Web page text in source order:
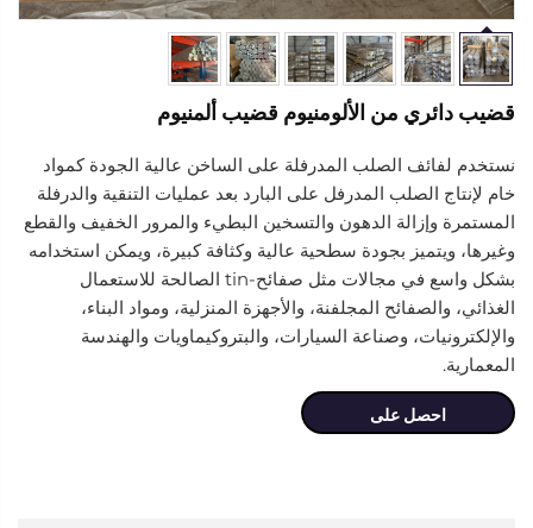
قضيب دائري من الألومنيوم قضيب ألمنيوم
نستخدم لفائف الصلب المدرفلة على الساخن عالية الجودة كمواد
خام لإنتاج الصلب المدرفل على البارد بعد عمليات التنقية والدرفلة
المستمرة وإزالة الدهون والتسخين البطيء والمرور الخفيف والقطع
وغيرها، ويتميز بجودة سطحية عالية وكثافة كبيرة، ويمكن استخدامه
بشكل واسع في مجالات مثل صفائح-tin الصالحة للاستعمال
الغذائي، والصفائح المجلفنة، والأجهزة المنزلية، ومواد البناء،
والإلكترونيات، وصناعة السيارات، والبتروكيماويات والهندسة
المعمارية.
احصل على